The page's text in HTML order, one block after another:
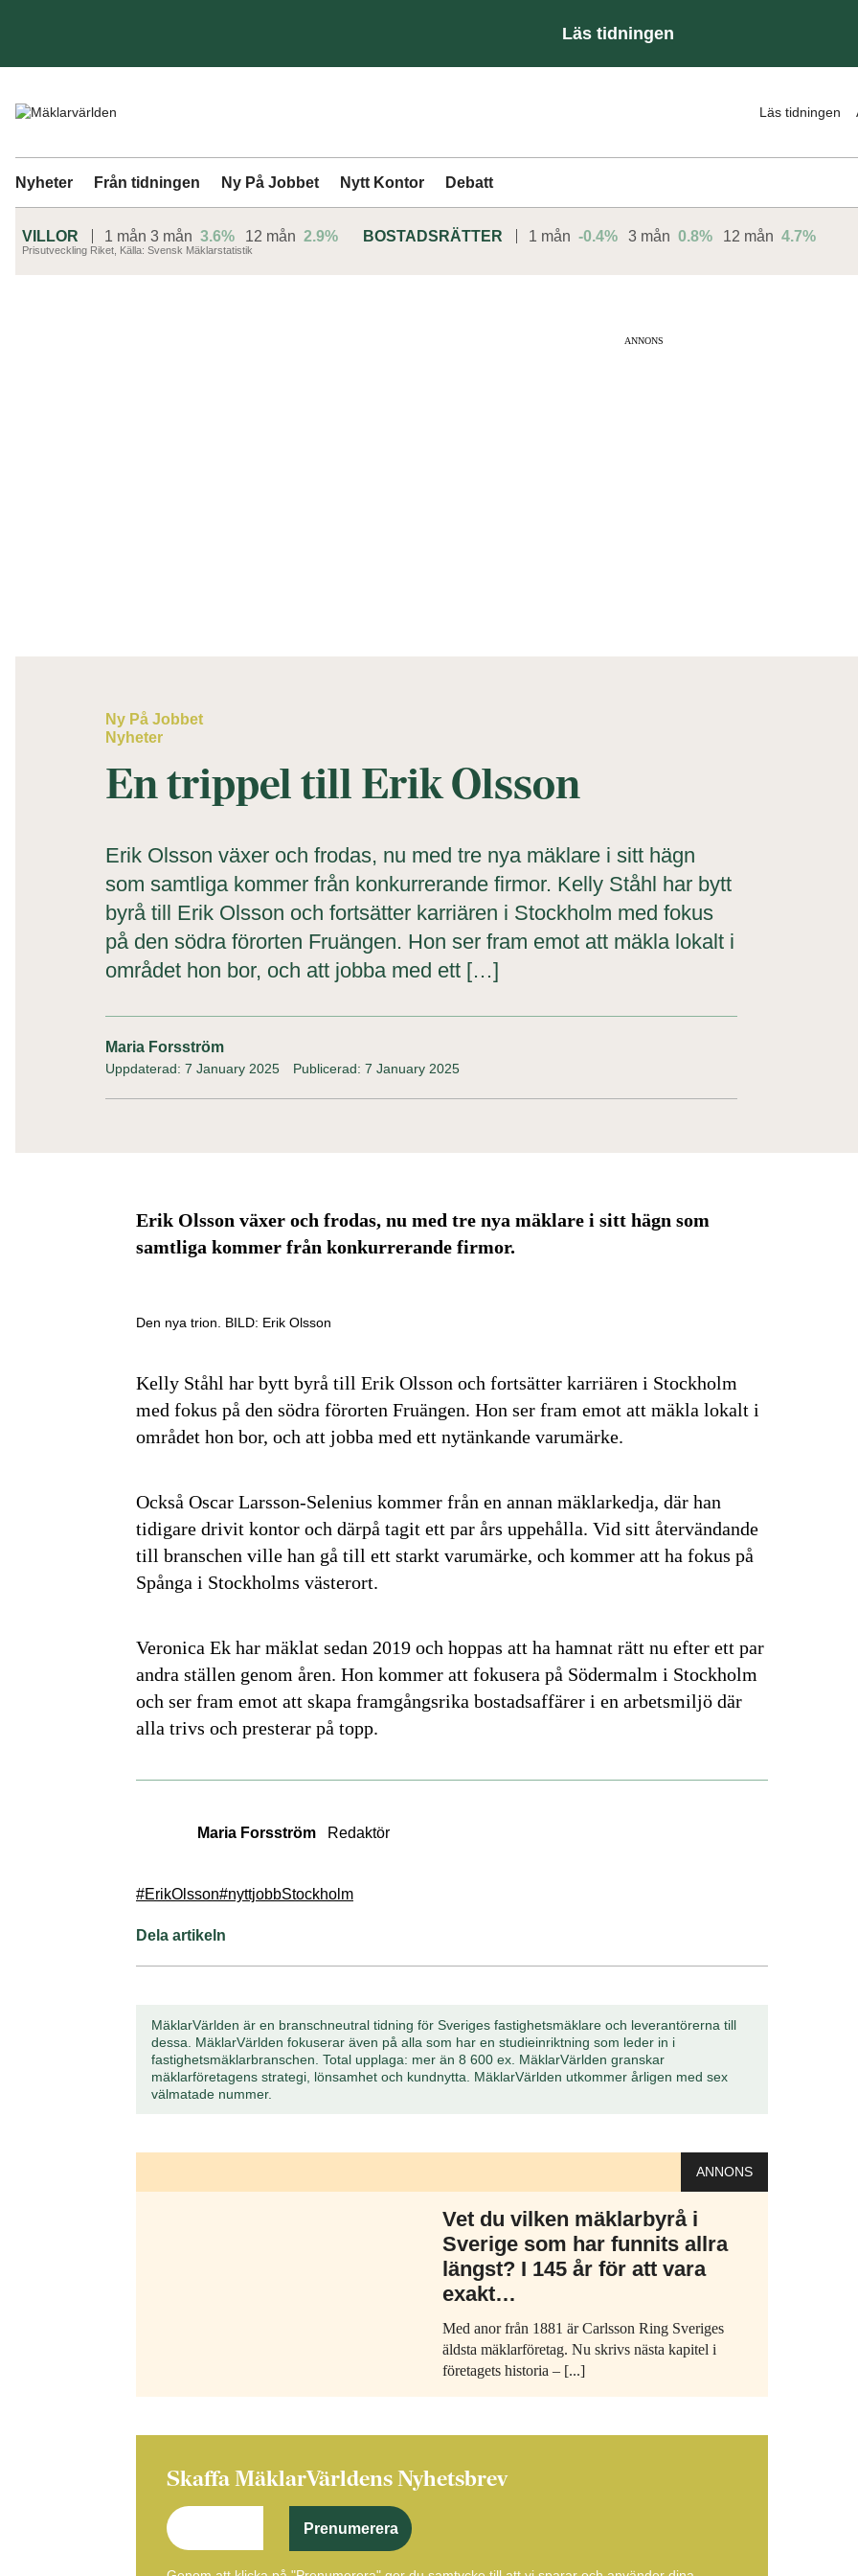
Läs tidningen
Läs tidningen
Nyheter Från tidningen Ny På Jobbet Nytt Kontor Debatt
VILLOR 1 mån 3 mån 3.6% 12 mån 2.9% BOSTADSRÄTTER 1 mån -0.4% 3 mån 0.8% 12 mån 4.7%
Prisutveckling Riket, Källa: Svensk Mäklarstatistik
ANNONS
Ny På Jobbet
Nyheter
En trippel till Erik Olsson
Erik Olsson växer och frodas, nu med tre nya mäklare i sitt hägn
som samtliga kommer från konkurrerande firmor. Kelly Ståhl har bytt
byrå till Erik Olsson och fortsätter karriären i Stockholm med fokus
på den södra förorten Fruängen. Hon ser fram emot att mäkla lokalt i
området hon bor, och att jobba med ett […]
Maria Forsström
Uppdaterad: 7 January 2025 Publicerad: 7 January 2025
Erik Olsson växer och frodas, nu med tre nya mäklare i sitt hägn som
samtliga kommer från konkurrerande firmor.
Den nya trion. BILD: Erik Olsson
Kelly Ståhl har bytt byrå till Erik Olsson och fortsätter karriären i Stockholm
med fokus på den södra förorten Fruängen. Hon ser fram emot att mäkla lokalt i
området hon bor, och att jobba med ett nytänkande varumärke.
Också Oscar Larsson-Selenius kommer från en annan mäklarkedja, där han
tidigare drivit kontor och därpå tagit ett par års uppehålla. Vid sitt återvändande
till branschen ville han gå till ett starkt varumärke, och kommer att ha fokus på
Spånga i Stockholms västerort.
Veronica Ek har mäklat sedan 2019 och hoppas att ha hamnat rätt nu efter ett par
andra ställen genom åren. Hon kommer att fokusera på Södermalm i Stockholm
och ser fram emot att skapa framgångsrika bostadsaffärer i en arbetsmiljö där
alla trivs och presterar på topp.
Maria Forsström Redaktör
#ErikOlsson#nyttjobbStockholm
Dela artikeln
MäklarVärlden är en branschneutral tidning för Sveriges fastighetsmäklare och leverantörerna till
dessa. MäklarVärlden fokuserar även på alla som har en studieinriktning som leder in i
fastighetsmäklarbranschen. Total upplaga: mer än 8 600 ex. MäklarVärlden granskar
mäklarföretagens strategi, lönsamhet och kundnytta. MäklarVärlden utkommer årligen med sex
välmatade nummer.
ANNONS
Vet du vilken mäklarbyrå i
Sverige som har funnits allra
längst? I 145 år för att vara
exakt…
Med anor från 1881 är Carlsson Ring Sveriges
äldsta mäklarföretag. Nu skrivs nästa kapitel i
företagets historia – [...]
Skaffa MäklarVärldens Nyhetsbrev
Prenumerera